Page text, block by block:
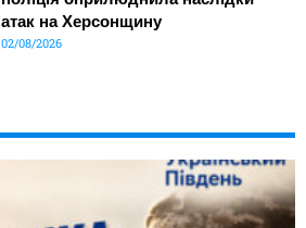
атак на Херсонщину
02/08/2026